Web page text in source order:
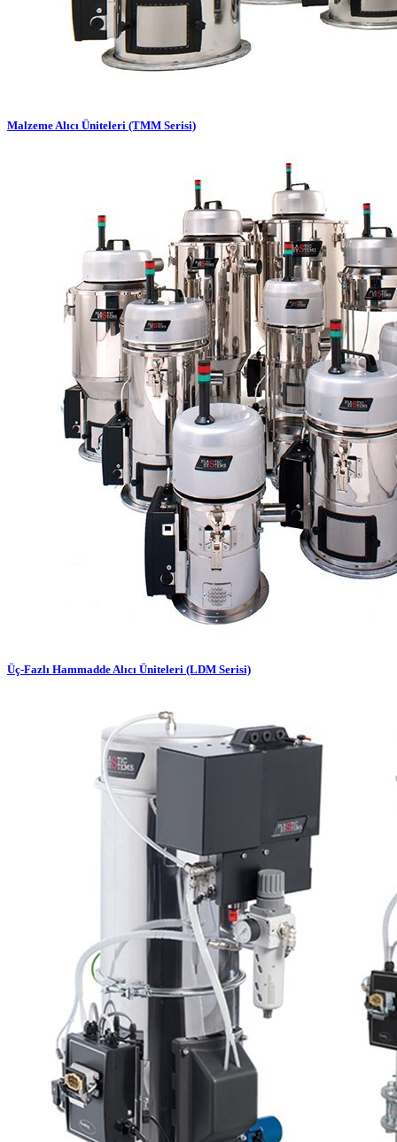
Malzeme Alıcı Üniteleri (TMM Serisi)
Üç-Fazlı Hammadde Alıcı Üniteleri (LDM Serisi)